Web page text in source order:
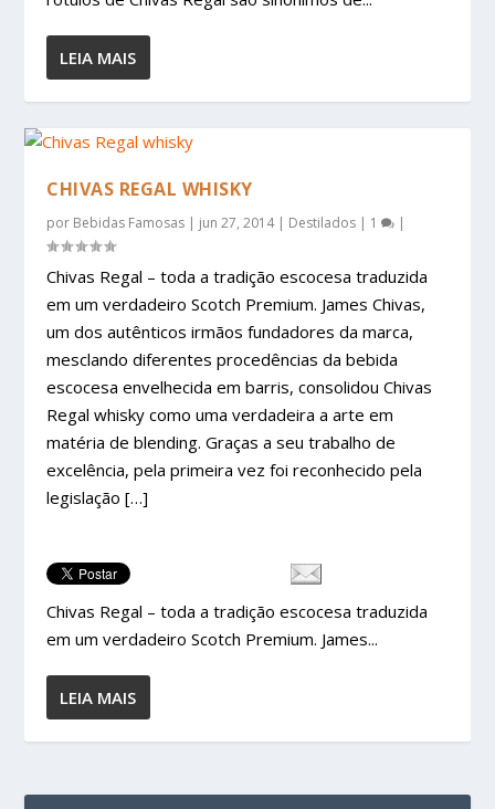
LEIA MAIS
CHIVAS REGAL WHISKY
por Bebidas Famosas | jun 27, 2014| Destilados | 1 |
Chivas Regal – toda a tradição escocesa traduzida
em um verdadeiro Scotch Premium. James Chivas,
um dos autênticos irmãos fundadores da marca,
mesclando diferentes procedências da bebida
escocesa envelhecida em barris, consolidou Chivas
Regal whisky como uma verdadeira a arte em
matéria de blending. Graças a seu trabalho de
excelência, pela primeira vez foi reconhecido pela
legislação […]
Chivas Regal – toda a tradição escocesa traduzida
em um verdadeiro Scotch Premium. James...
LEIA MAIS